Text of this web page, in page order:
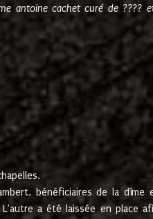
antoine cachet curé de ????
bénéficiaires de la
a été laissée en place